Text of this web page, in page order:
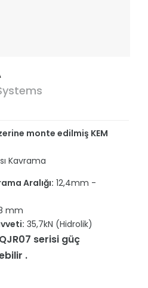
monte edilmiş KEM
Kavrama
Aralığı: 12,4mm -
mm
35,7kN (Hidrolik)
serisi güç
.